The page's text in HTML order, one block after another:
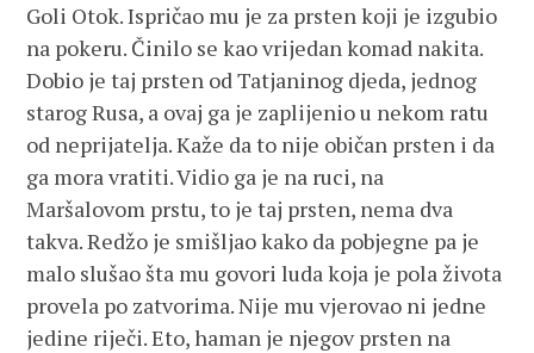
Goli Otok. Ispričao mu je za prsten koji je izgubio
na pokeru. Činilo se kao vrijedan komad nakita.
Dobio je taj prsten od Tatjaninog djeda, jednog
starog Rusa, a ovaj ga je zaplijenio u nekom ratu
od neprijatelja. Kaže da to nije običan prsten i da
ga mora vratiti. Vidio ga je na ruci, na
Maršalovom prstu, to je taj prsten, nema dva
takva. Redžo je smišljao kako da pobjegne pa je
malo slušao šta mu govori luda koja je pola života
provela po zatvorima. Nije mu vjerovao ni jedne
jedine riječi. Eto, haman je njegov prsten na